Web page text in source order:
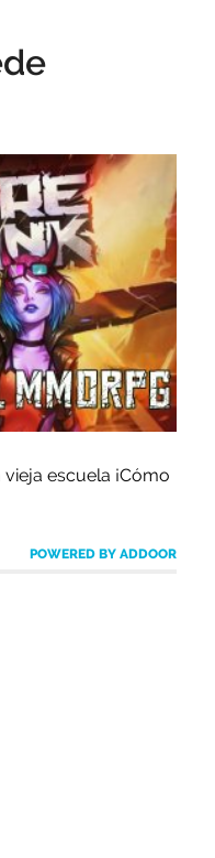
escuela ¡Cómo
POWERED BY ADDOOR